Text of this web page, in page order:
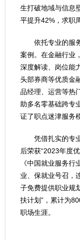
生打破地域与信息
平提升42%，求职
依托专业的服
案例。在金融行业
深度解读、岗位能
头部券商等优质金
品经理、运营等热
助多名零基础跨专
证了职点迷津服务
凭借扎实的专
后荣获“2023年度
《中国就业服务
业、保就业号召，
子免费提供职业规
扶计划”，累计为
职场生涯。